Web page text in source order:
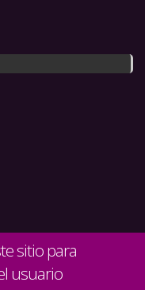
sitio para
usuario